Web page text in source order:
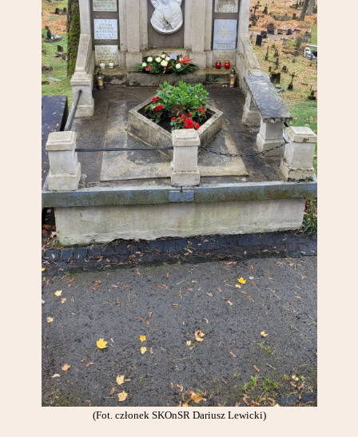
(Fot. członek SKOnSR Dariusz Lewicki)